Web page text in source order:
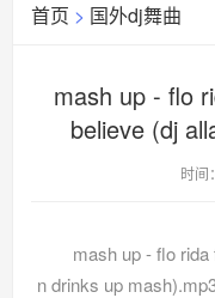
首页 > 国外dj舞曲
mash up - flo
believe (dj
时间
mash up - flo
n drinks up